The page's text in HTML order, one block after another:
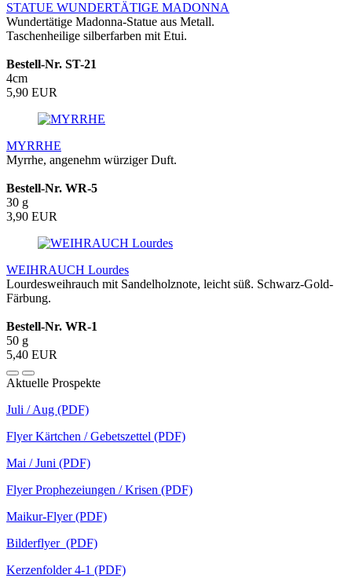
STATUE WUNDERTÄTIGE MADONNA
Wundertätige Madonna-Statue aus Metall.
Taschenheilige silberfarben mit Etui.
Bestell-Nr. ST-21
4cm
5,90 EUR
MYRRHE
Myrrhe, angenehm würziger Duft.
Bestell-Nr. WR-5
30 g
3,90 EUR
WEIHRAUCH Lourdes
Lourdesweihrauch mit Sandelholznote, leicht süß. Schwarz-Gold-
Färbung.
Bestell-Nr. WR-1
50 g
5,40 EUR
Aktuelle Prospekte
Juli / Aug (PDF)
Flyer Kärtchen / Gebetszettel (PDF)
Mai / Juni (PDF)
Flyer Prophezeiungen / Krisen (PDF)
Maikur-Flyer (PDF)
Bilderflyer (PDF)
Kerzenfolder 4-1 (PDF)